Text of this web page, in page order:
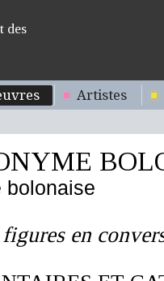
des
Artistes
bolonaise
en